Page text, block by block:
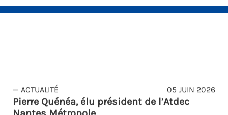
— ACTUALITÉ 05 JUIN 2026
Pierre Quénéa, élu président de l’Atdec
Nantes Métropole